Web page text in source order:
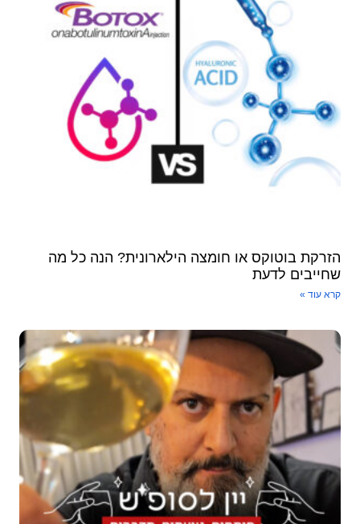
בוטוקס או חומצה הילארונית? הנה כל מה
לדעת
עוד »